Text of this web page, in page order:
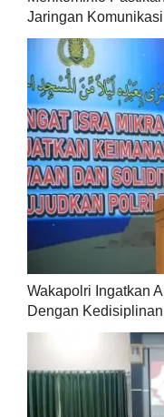
Jaringan
Wakapolri Ingatkan
Dengan Kedisiplinan